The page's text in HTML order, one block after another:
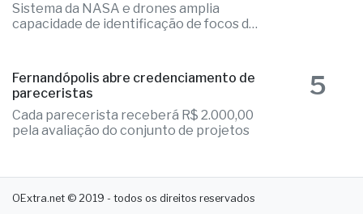
Sistema da NASA e drones amplia
capacidade de identificação de focos de
Fernandópolis abre credenciamento de
pareceristas
Cada parecerista receberá R$ 2.000,00
pela avaliação do conjunto de projetos
5
OExtra.net © 2019 - todos os direitos reservados